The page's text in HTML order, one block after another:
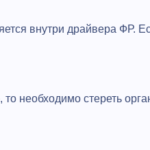
внутри драйвера ФР.
необходимо стереть